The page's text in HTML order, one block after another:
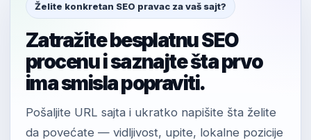
Želite konkretan SEO pravac za vaš sajt?
Zatražite besplatnu SEO
procenu i saznajte šta prvo
ima smisla popraviti.
Pošaljite URL sajta i ukratko napišite šta želite
da povećate — vidljivost, upite, lokalne pozicije